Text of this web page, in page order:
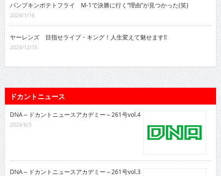
パンプキンポテトフライ M-1で決勝に行く“理由”が見つかった(笑)
2024/1/16
ヤーレンズ 目指せライブ・キング！人生変えて魅せます!!
2023/12/15
ドカントニュース
DNA～ドカントニュースアカデミー～261号vol.4
2024/6/3
DNA～ドカントニュースアカデミー～261号vol.3